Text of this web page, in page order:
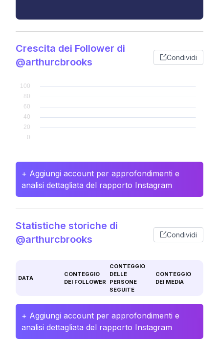
Crescita dei Follower di
@arthurcbrooks
Condividi
+ Aggiungi account per approfondimenti e
analisi dettagliata del rapporto Instagram
Statistiche storiche di
@arthurcbrooks
Condividi
DATA
CONTEGGIO
DEI FOLLOWER
CONTEGGIO
DELLE
PERSONE
SEGUITE
CONTEGGIO
DEI MEDIA
+ Aggiungi account per approfondimenti e
analisi dettagliata del rapporto Instagram